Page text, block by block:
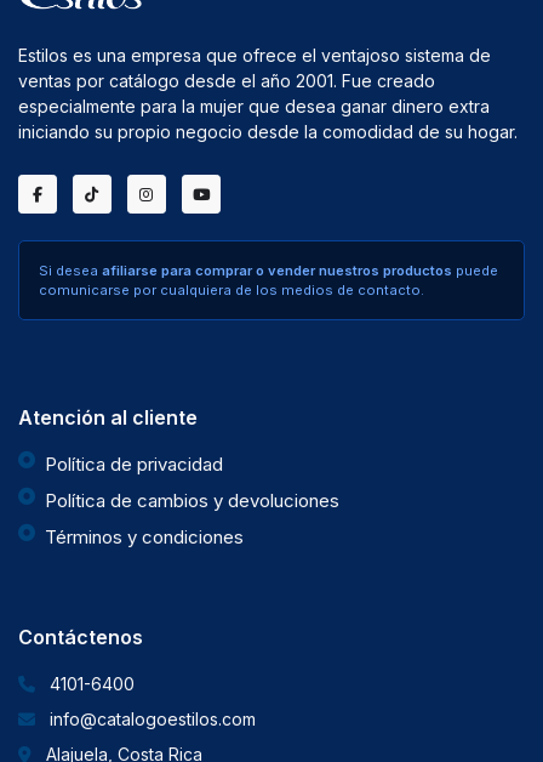
Estilos es una empresa que ofrece el ventajoso sistema de
ventas por catálogo desde el año 2001. Fue creado
especialmente para la mujer que desea ganar dinero extra
iniciando su propio negocio desde la comodidad de su hogar.
Si desea afiliarse para comprar o vender nuestros productos puede
comunicarse por cualquiera de los medios de contacto.
Atención al cliente
Política de privacidad
Política de cambios y devoluciones
Términos y condiciones
Contáctenos
4101-6400
info@catalogoestilos.com
Alajuela, Costa Rica